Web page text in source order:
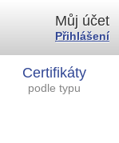
Certifikáty
podle typu
Můj účet
Přihlášení